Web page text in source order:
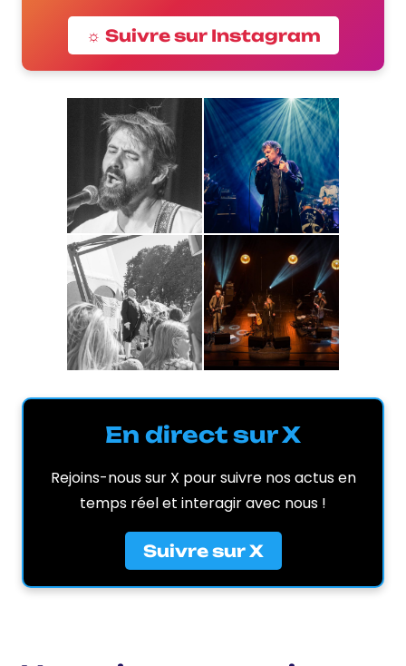
☼ Suivre sur Instagram
En direct sur X
Rejoins-nous sur X pour suivre nos actus en
temps réel et interagir avec nous !
Suivre sur X